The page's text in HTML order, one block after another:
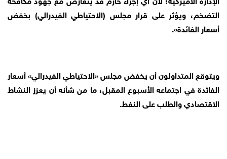
التضخم، ويؤثر على قرار مجلس (الاحتياطي الفيدرالي) بخفض
أسعار الفائدة».
ويتوقع المتداولون أن يخفض مجلس «الاحتياطي الفيدرالي» أسعار
الفائدة في اجتماعه الأسبوع المقبل، ما من شأنه أن يعزز النشاط
الاقتصادي والطلب على النفط.